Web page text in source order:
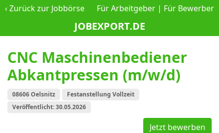
‹Zurück zur Jobbörse
JOBEXPORT.DE
Für Arbeitgeber | Für Bewerber
CNC Maschinenbediener
Abkantpressen (m/w/d)
08606 Oelsnitz
Festanstellung Vollzeit
Veröffentlicht: 30.05.2026
Jetzt bewerben